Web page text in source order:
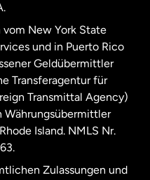
New York State
und in Puerto Rico
Geldübermittler
Transferagentur für
Transmittal Agency)
Währungsübermittler
Island. NMLS Nr.
Zulassungen und